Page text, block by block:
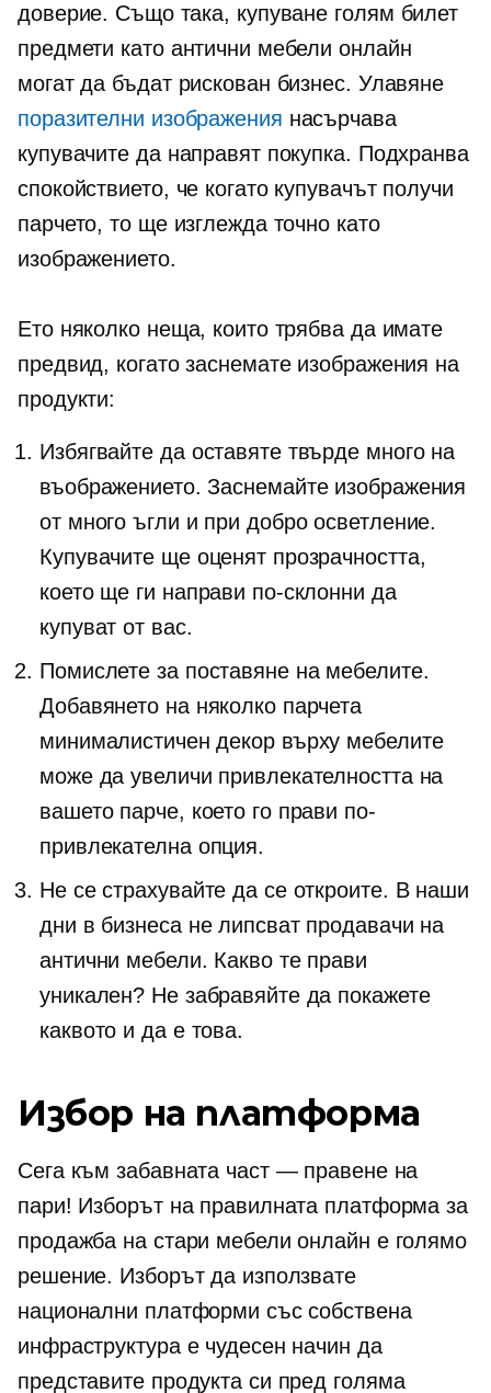
доверие. Също така, купуване голям билет
предмети като антични мебели онлайн
могат да бъдат рискован бизнес. Улавяне
поразителни изображения насърчава
купувачите да направят покупка. Подхранва
спокойствието, че когато купувачът получи
парчето, то ще изглежда точно като
изображението.
Ето няколко неща, които трябва да имате
предвид, когато заснемате изображения на
продукти:
Избягвайте да оставяте твърде много на
въображението. Заснемайте изображения
от много ъгли и при добро осветление.
Купувачите ще оценят прозрачността,
което ще ги направи по-склонни да
купуват от вас.
Помислете за поставяне на мебелите.
Добавянето на няколко парчета
минималистичен декор върху мебелите
може да увеличи привлекателността на
вашето парче, което го прави по-
привлекателна опция.
Не се страхувайте да се откроите. В наши
дни в бизнеса не липсват продавачи на
антични мебели. Какво те прави
уникален? Не забравяйте да покажете
каквото и да е това.
Избор на платформа
Сега към забавната част — правене на
пари! Изборът на правилната платформа за
продажба на стари мебели онлайн е голямо
решение. Изборът да използвате
национални платформи със собствена
инфраструктура е чудесен начин да
представите продукта си пред голяма